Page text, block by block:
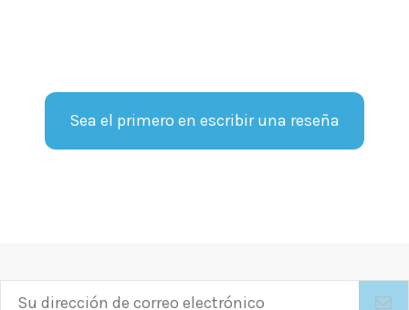
Sea el primero en escribir una reseña